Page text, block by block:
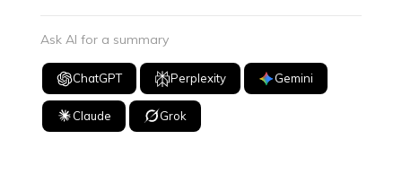
Ask AI for a summary
ChatGPT Perplexity Gemini
Claude Grok